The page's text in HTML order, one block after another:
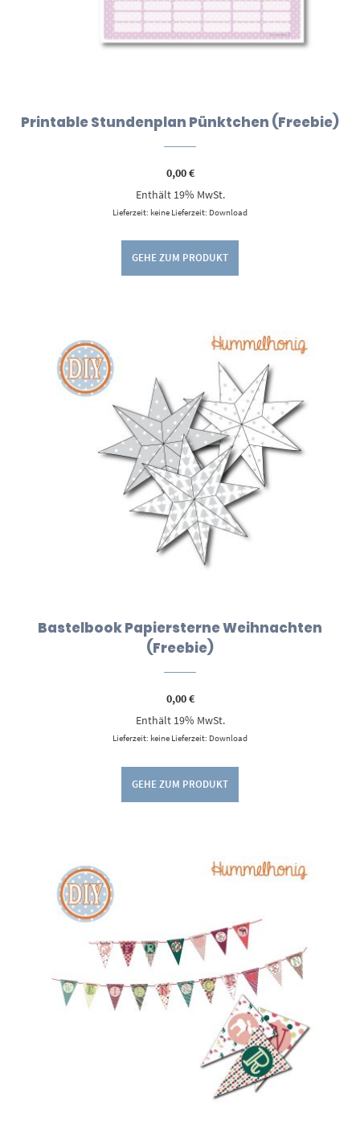
Printable Stundenplan Pünktchen (Freebie)
0,00€
Enthält 19% MwSt.
Lieferzeit: keine Lieferzeit: Download
GEHE ZUM PRODUKT
Bastelbook Papiersterne Weihnachten
(Freebie)
0,00€
Enthält 19% MwSt.
Lieferzeit: keine Lieferzeit: Download
GEHE ZUM PRODUKT